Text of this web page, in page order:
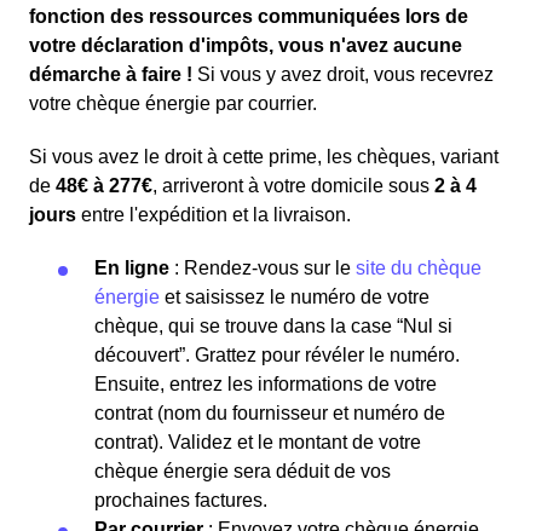
fonction des ressources communiquées lors de
votre déclaration d'impôts, vous n'avez aucune
démarche à faire ! Si vous y avez droit, vous recevrez
votre chèque énergie par courrier.
Si vous avez le droit à cette prime, les chèques, variant
de 48€ à 277€, arriveront à votre domicile sous 2 à 4
jours entre l'expédition et la livraison.
En ligne : Rendez-vous sur le site du chèque
énergie et saisissez le numéro de votre
chèque, qui se trouve dans la case “Nul si
découvert”. Grattez pour révéler le numéro.
Ensuite, entrez les informations de votre
contrat (nom du fournisseur et numéro de
contrat). Validez et le montant de votre
chèque énergie sera déduit de vos
prochaines factures.